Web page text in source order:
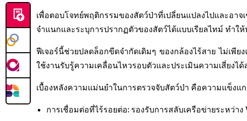
เพื่อตอบโจทย์พฤติกรรมของสัตว์ป่าที่เปลี่ยนแปลงไปและ
จำแนกและระบุการปรากฏตัวของสัตว์ได้แบบเรียลไทม์ ทำ
ฟีเจอร์นี้ช่วยปลดล็อกขีดจำกัดเดิมๆ ของกล้องไร้สาย ไม่เ
ใช้งานรับรู้ความเคลื่อนไหวรอบตัวและประเมินความเสี่ยงไ
เบื้องหลังความแม่นยำในการตรวจจับสัตว์ป่า คือความแข็ง
การเชื่อมต่อที่ไร้รอยต่อ: รองรับการสลับเครือข่ายระหว่